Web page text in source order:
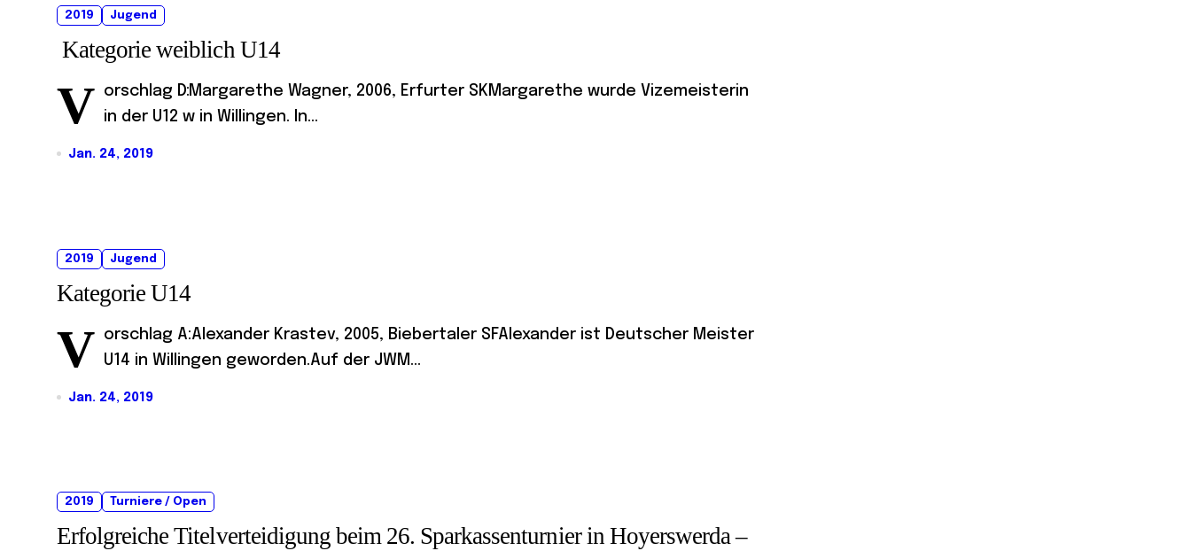
2019 Jugend
Kategorie weiblich U14
V
orschlag D:Margarethe Wagner, 2006, Erfurter SKMargarethe wurde Vizemeisterin
in der U12 w in Willingen. In...
Jan. 24, 2019
2019 Jugend
Kategorie U14
V
orschlag A:Alexander Krastev, 2005, Biebertaler SFAlexander ist Deutscher Meister
U14 in Willingen geworden.Auf der JWM...
Jan. 24, 2019
2019 Turniere / Open
Erfolgreiche Titelverteidigung beim 26. Sparkassenturnier in Hoyerswerda –